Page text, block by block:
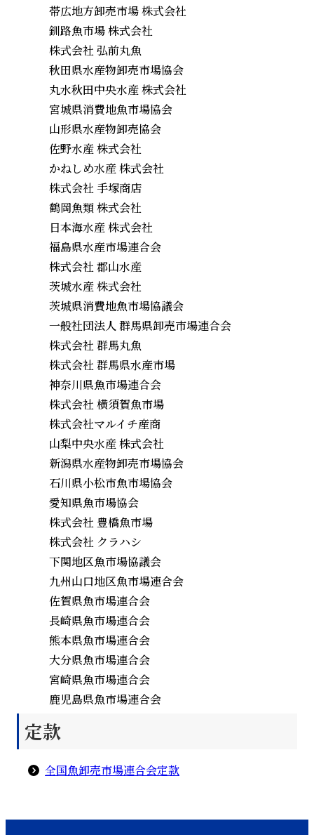
帯広地方卸売市場 株式会社
釧路魚市場 株式会社
株式会社 弘前丸魚
秋田県水産物卸売市場協会
丸水秋田中央水産 株式会社
宮城県消費地魚市場協会
山形県水産物卸売協会
佐野水産 株式会社
かねしめ水産 株式会社
株式会社 手塚商店
鶴岡魚類 株式会社
日本海水産 株式会社
福島県水産市場連合会
株式会社 郡山水産
茨城水産 株式会社
茨城県消費地魚市場協議会
一般社団法人 群馬県卸売市場連合会
株式会社 群馬丸魚
株式会社 群馬県水産市場
神奈川県魚市場連合会
株式会社 横須賀魚市場
株式会社マルイチ産商
山梨中央水産 株式会社
新潟県水産物卸売市場協会
石川県小松市魚市場協会
愛知県魚市場協会
株式会社 豊橋魚市場
株式会社 クラハシ
下関地区魚市場協議会
九州山口地区魚市場連合会
佐賀県魚市場連合会
長崎県魚市場連合会
熊本県魚市場連合会
大分県魚市場連合会
宮崎県魚市場連合会
鹿児島県魚市場連合会
定款
全国魚卸売市場連合会定款